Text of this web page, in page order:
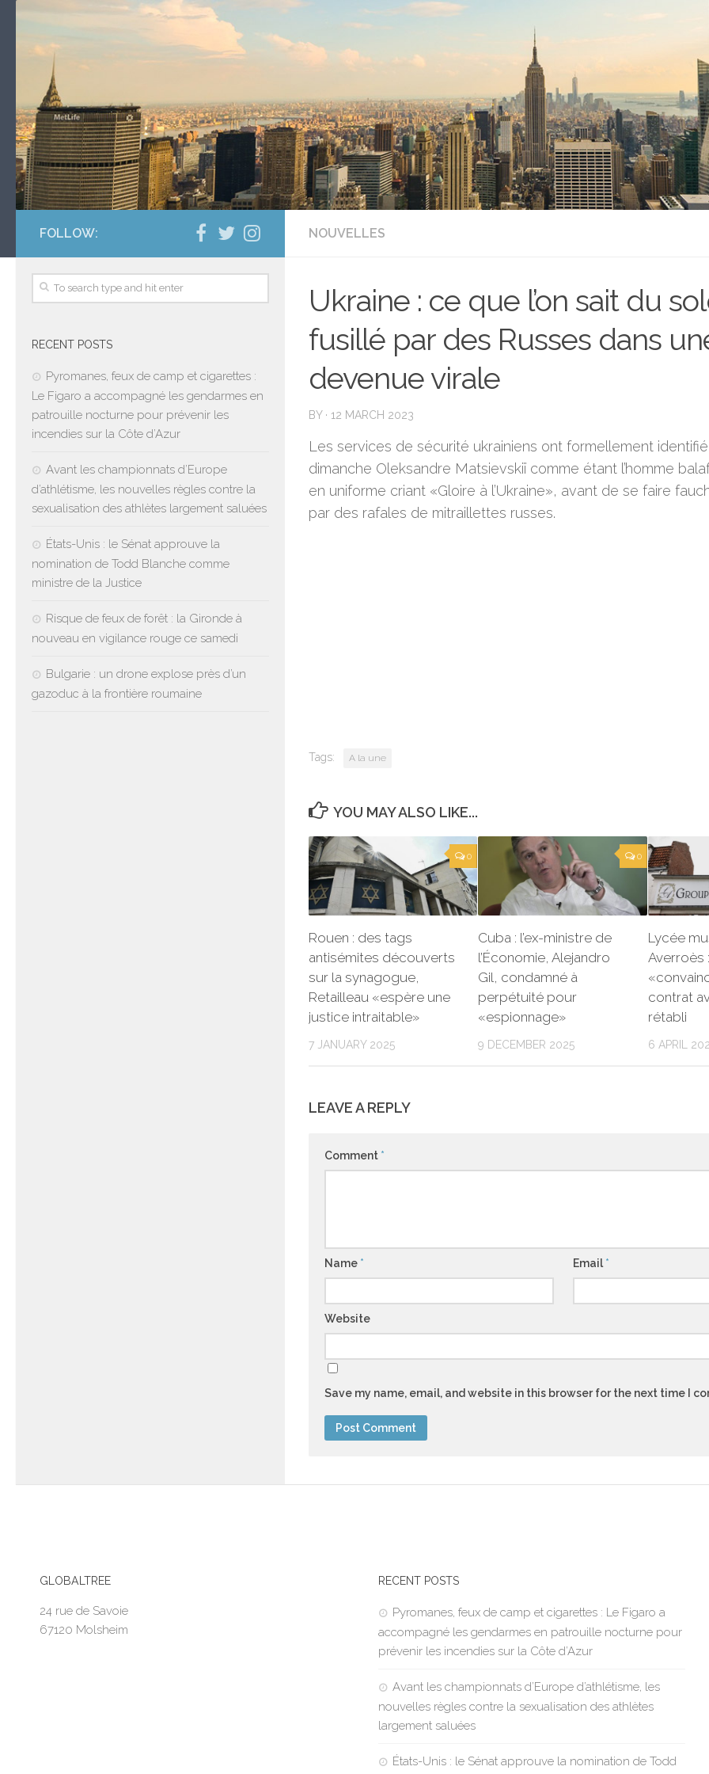
NOUVELLES
Ukraine : ce que l’on sait du
fusillé par des Russes dans
devenue virale
BY · 12 MARCH 2023
Les services de sécurité ukrainiens ont formellement identifié
dimanche Oleksandre Matsievskiï comme étant l’homme
en uniforme criant «Gloire à l’Ukraine», avant de se faire
par des rafales de mitraillettes russes.
Tags: A la une
YOU MAY ALSO LIKE...
0
Rouen : des tags
antisémites découverts
sur la synagogue,
Retailleau «espère une
justice intraitable»
7 JANUARY 2025
0
Cuba : l’ex-ministre de
l’Économie, Alejandro
Gil, condamné à
perpétuité pour
«espionnage»
9 DECEMBER 2025
Lycée
Averroès
contrat
rétabli
6 APRIL
LEAVE A REPLY
Comment *
Name * Email*
Website
Save my name, email, and website in this browser for the next time I
FOLLOW:
RECENT POSTS
Pyromanes, feux de camp et cigarettes :
Le Figaro a accompagné les gendarmes en
patrouille nocturne pour prévenir les
incendies sur la Côte d’Azur
Avant les championnats d’Europe
d’athlétisme, les nouvelles règles contre la
sexualisation des athlètes largement saluées
États-Unis : le Sénat approuve la
nomination de Todd Blanche comme
ministre de la Justice
Risque de feux de forêt : la Gironde à
nouveau en vigilance rouge ce samedi
Bulgarie : un drone explose près d’un
gazoduc à la frontière roumaine
GLOBALTREE
24 rue de Savoie
67120 Molsheim
RECENT POSTS
Pyromanes, feux de camp et cigarettes : Le Figaro a
accompagné les gendarmes en patrouille nocturne pour
prévenir les incendies sur la Côte d’Azur
Avant les championnats d’Europe d’athlétisme, les
nouvelles règles contre la sexualisation des athlètes
largement saluées
États-Unis : le Sénat approuve la nomination de Todd